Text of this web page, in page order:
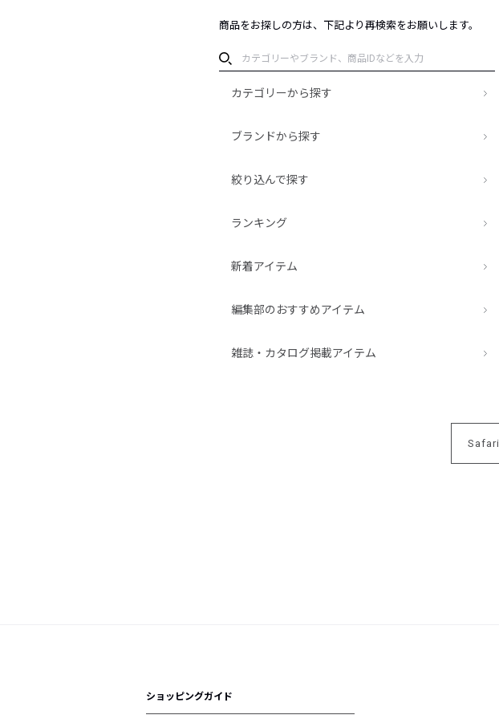
商品をお探しの方は、下記より再検索をお願いします。
カテゴリーから探す
ブランドから探す
絞り込んで探す
ランキング
新着アイテム
編集部のおすすめアイテム
雑誌・カタログ掲載アイテム
ショッピングガイド